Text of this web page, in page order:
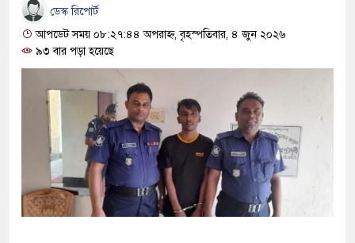
দশমিক ৩ টন কাঁদুনে গ্যাস আমদানি
হবে: ছেলেকে নিয়ে রোনালদোর বড় আশা
বের হওয়ার পথ খুঁজছেন ট্রাম্পের শীর্ষ জেনারেল
থেকে বস্ত্রহীন অবস্থায় যুবদল নেতা আটক
ইরানের বন্দর অবরোধ তুলে নেবে যুক্তরাষ্ট্র
শাস্তি মৃত্যুদণ্ড, তাই ভেবে মজুদ করবেন:
ডেস্ক রিপোর্ট
আপডেট সময় ০৮:২৭:৪৪ অপরাহ্ন, বৃহস্পতিবার, ৪ জুন ২০২৬
৯৩ বার পড়া হয়েছে